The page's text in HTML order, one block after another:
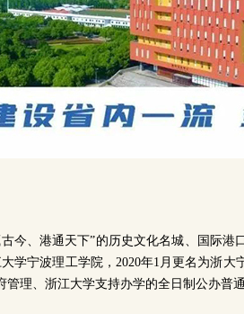
今、港通天下”的历史文化名城、国际
学宁波理工学院，2020年1月更名为浙
理、浙江大学支持办学的全日制公办普